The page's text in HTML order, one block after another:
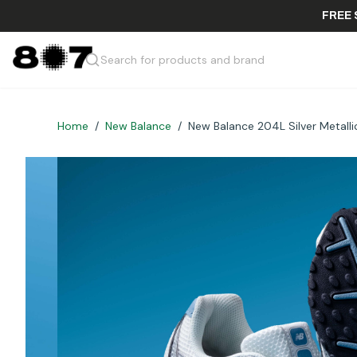
Search for products and brand
Home / New Balance / New Balance 204L Silver